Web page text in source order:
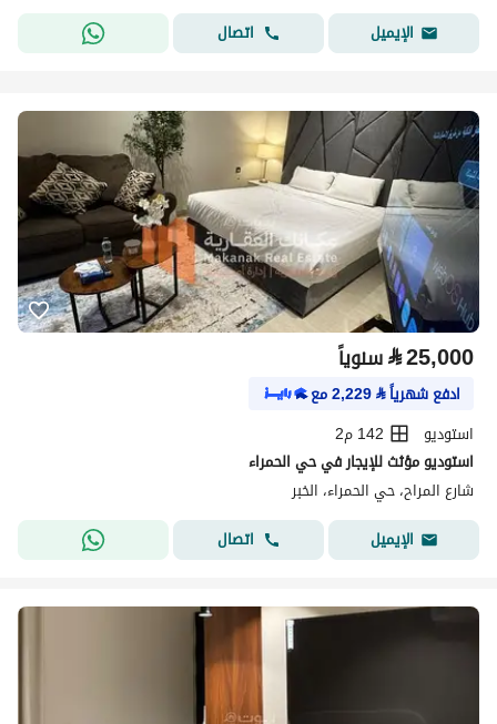
الإيميل
اتصال
⃁25,000 سنوياً
ادفع شهرياً⃁
2,229مع
استوديو
142 م2
استوديو مؤثث للإيجار في حي الحمراء
شارع المراح، حي الحمراء، الخبر
الإيميل
اتصال